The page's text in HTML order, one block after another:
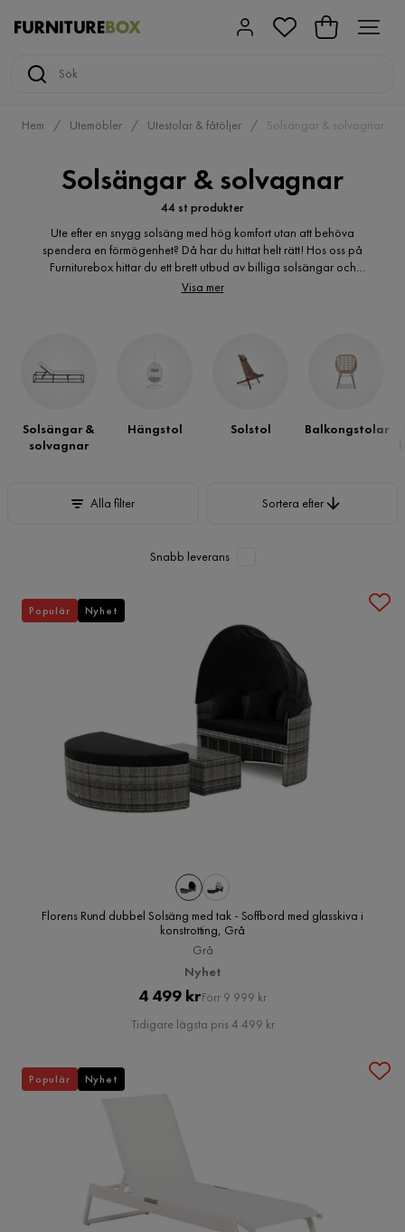
Hem Utemöbler Utestolar & fåtöljer Solsängar & solvagnar
Solsängar & solvagnar
44 st produkter
Ute efter en snygg solsäng med hög komfort utan att behöva
spendera en förmögenhet? Då har du hittat helt rätt! Hos oss på
Furniturebox hittar du ett brett utbud av billiga solsängar och
solvagnar online. Välj bland olika storlekar, material och stilar. Vi
Visa mer
Solsängar &
solvagnar
Hängstol Solstol Balkongstolar
Alla filter Sortera efter
Snabb leverans
Florens Rund dubbel Solsäng med tak - Soffbord med glasskiva i
konstrotting, Grå
Grå
Nyhet
Pris
4 499 krOriginal
Pris
Förr 9 999 kr
Tidigare lägsta pris 4 499 kr
Populär Nyhet
Populär Nyhet